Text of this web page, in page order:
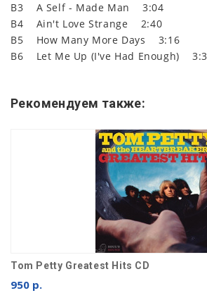
B3 A Self - Made Man 3:04
B4 Ain't Love Strange 2:40
B5 How Many More Days 3:16
B6 Let Me Up (I've Had Enough)
Рекомендуем также:
Tom Petty Greatest Hits CD
950 р.